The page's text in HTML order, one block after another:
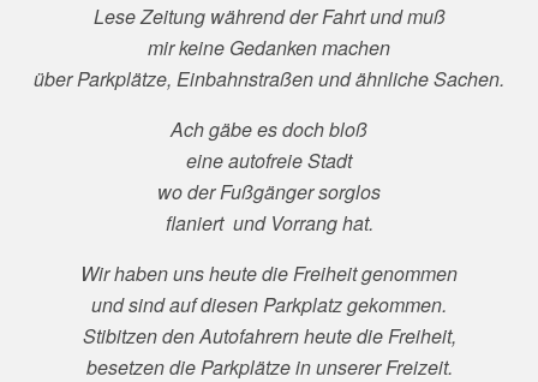
Lese Zeitung während der Fahrt und muß
mir keine Gedanken machen
über Parkplätze, Einbahnstraßen und ähnliche Sachen.
Ach gäbe es doch bloß
eine autofreie Stadt
wo der Fußgänger sorglos
flaniert und Vorrang hat.
Wir haben uns heute die Freiheit genommen
und sind auf diesen Parkplatz gekommen.
Stibitzen den Autofahrern heute die Freiheit,
besetzen die Parkplätze in unserer Freizeit.